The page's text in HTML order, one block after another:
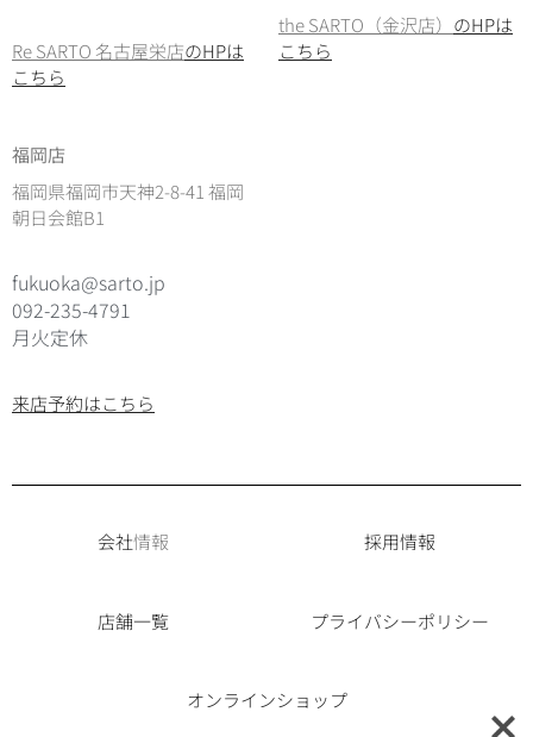
Re SARTO 名古屋栄店のHPは
こちら
the SARTO（金沢店） のHPは
こちら
福岡店
福岡県福岡市天神2-8-41 福岡
朝日会館B1
fukuoka@sarto.jp
092-235-4791
月火定休
来店予約はこちら
会社情報 採用情報
店舗一覧 プライバシーポリシー
オンラインショップ